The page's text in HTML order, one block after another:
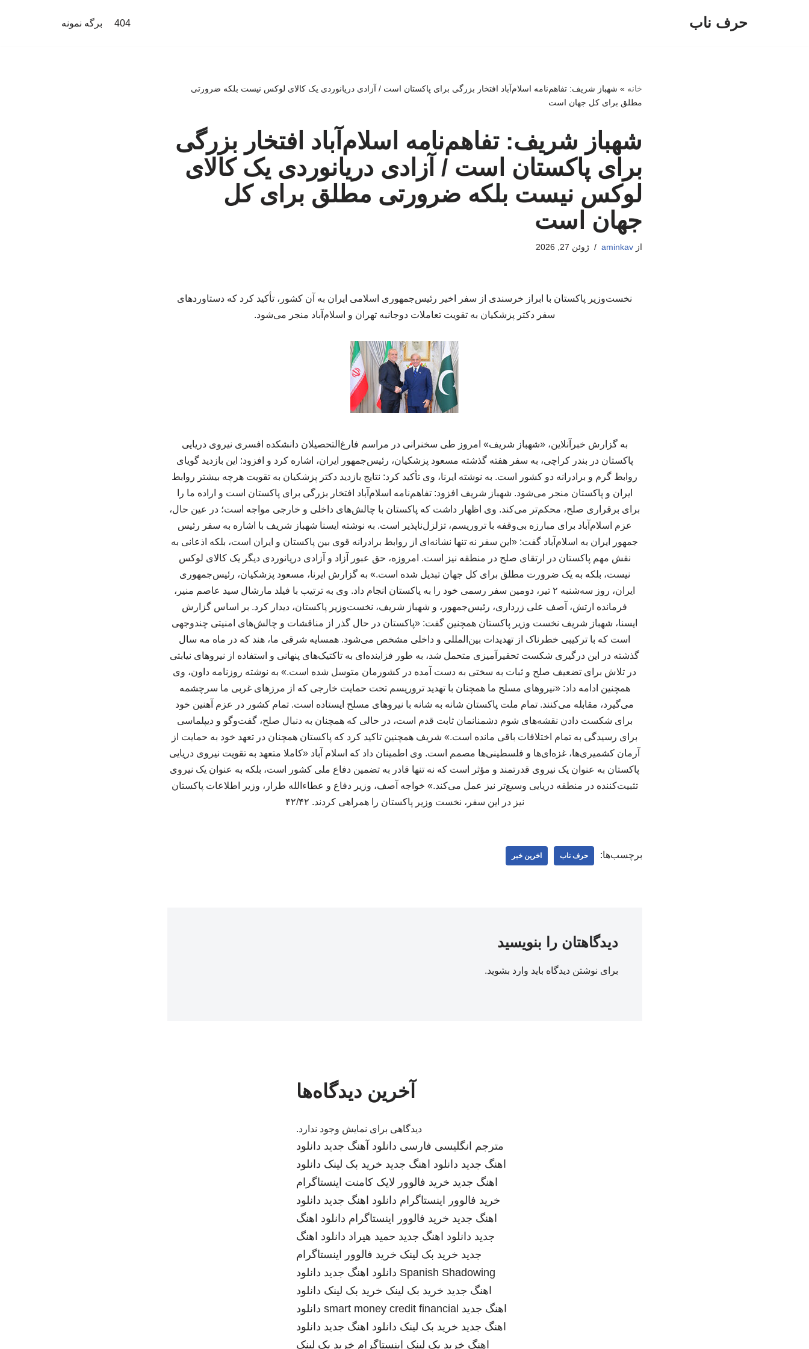
حرف ناب 404 برگه نمونه
خانه » شهباز شریف: تفاهم‌نامه اسلام‌آباد افتخار بزرگی برای پاکستان است / آزادی دریانوردی یک کالای لوکس نیست بلکه ضرورتی
مطلق برای کل جهان است
شهباز شریف: تفاهم‌نامه اسلام‌آباد افتخار بزرگی
برای پاکستان است / آزادی دریانوردی یک کالای
لوکس نیست بلکه ضرورتی مطلق برای کل
جهان است
ازaminkav ژوئن 27, 2026
نخست‌وزیر پاکستان با ابراز خرسندی از سفر اخیر رئیس‌جمهوری اسلامی ایران به آن کشور، تأکید کرد که دستاوردهای
سفر دکتر پزشکیان به تقویت تعاملات دوجانبه تهران و اسلام‌آباد منجر می‌شود.
به گزارش خبرآنلاین، «شهباز شریف» امروز طی سخنرانی در مراسم فارغ‌التحصیلان دانشکده افسری نیروی دریایی
پاکستان در بندر کراچی، به سفر هفته گذشته مسعود پزشکیان، رئیس‌جمهور ایران، اشاره کرد و افزود: این بازدید گویای
روابط گرم و برادرانه دو کشور است. به نوشته ایرنا، وی تأکید کرد: نتایج بازدید دکتر پزشکیان به تقویت هرچه بیشتر روابط
ایران و پاکستان منجر می‌شود. شهباز شریف افزود: تفاهم‌نامه اسلام‌آباد افتخار بزرگی برای پاکستان است و اراده ما را
برای برقراری صلح، محکم‌تر می‌کند. وی اظهار داشت که پاکستان با چالش‌های داخلی و خارجی مواجه است؛ در عین حال،
عزم اسلام‌آباد برای مبارزه بی‌وقفه با تروریسم، تزلزل‌ناپذیر است. به نوشته ایسنا شهباز شریف با اشاره به سفر رئیس
جمهور ایران به اسلام‌آباد گفت: «این سفر نه تنها نشانه‌ای از روابط برادرانه قوی بین پاکستان و ایران است، بلکه اذعانی به
نقش مهم پاکستان در ارتقای صلح در منطقه نیز است. امروزه، حق عبور آزاد و آزادی دریانوردی دیگر یک کالای لوکس
نیست، بلکه به یک ضرورت مطلق برای کل جهان تبدیل شده است.» به گزارش ایرنا، مسعود پزشکیان، رئیس‌جمهوری
ایران، روز سه‌شنبه ۲ تیر، دومین سفر رسمی خود را به پاکستان انجام داد. وی به ترتیب با فیلد مارشال سید عاصم منیر،
فرمانده ارتش، آصف علی زرداری، رئیس‌جمهور، و شهباز شریف، نخست‌وزیر پاکستان، دیدار کرد. بر اساس گزارش
ایسنا، شهباز شریف نخست وزیر پاکستان همچنین گفت: «پاکستان در حال گذر از مناقشات و چالش‌های امنیتی چندوجهی
است که با ترکیبی خطرناک از تهدیدات بین‌المللی و داخلی مشخص می‌شود. همسایه شرقی ما، هند که در ماه مه سال
گذشته در این درگیری شکست تحقیرآمیزی متحمل شد، به طور فزاینده‌ای به تاکتیک‌های پنهانی و استفاده از نیروهای نیابتی
در تلاش برای تضعیف صلح و ثبات به سختی به دست آمده در کشورمان متوسل شده است.» به نوشته روزنامه داون، وی
همچنین ادامه داد: «نیروهای مسلح ما همچنان با تهدید تروریسم تحت حمایت خارجی که از مرزهای غربی ما سرچشمه
می‌گیرد، مقابله می‌کنند. تمام ملت پاکستان شانه به شانه با نیروهای مسلح ایستاده است. تمام کشور در عزم آهنین خود
برای شکست دادن نقشه‌های شوم دشمنانمان ثابت قدم است، در حالی که همچنان به دنبال صلح، گفت‌وگو و دیپلماسی
برای رسیدگی به تمام اختلافات باقی مانده است.» شریف همچنین تاکید کرد که پاکستان همچنان در تعهد خود به حمایت از
آرمان کشمیری‌ها، غزه‌ای‌ها و فلسطینی‌ها مصمم است. وی اطمینان داد که اسلام آباد «کاملا متعهد به تقویت نیروی دریایی
پاکستان به عنوان یک نیروی قدرتمند و مؤثر است که نه تنها قادر به تضمین دفاع ملی کشور است، بلکه به عنوان یک نیروی
تثبیت‌کننده در منطقه دریایی وسیع‌تر نیز عمل می‌کند.» خواجه آصف، وزیر دفاع و عطاءالله طرار، وزیر اطلاعات پاکستان
نیز در این سفر، نخست وزیر پاکستان را همراهی کردند. ۴۲/۴۲
برچسب‌ها: حرف ناب اخرین خبر
دیدگاهتان را بنویسید
برای نوشتن دیدگاه باید وارد بشوید.
آخرین دیدگاه‌ها
دیدگاهی برای نمایش وجود ندارد.
مترجم انگلیسی فارسی دانلود آهنگ جدید دانلود
اهنگ جدید دانلود اهنگ جدید خرید بک لینک دانلود
اهنگ جدید خرید فالوور لایک کامنت اینستاگرام
خرید فالوور اینستاگرام دانلود اهنگ جدید دانلود
اهنگ جدید خرید فالوور اینستاگرام دانلود اهنگ
جدید دانلود اهنگ جدید حمید هیراد دانلود اهنگ
جدید خرید بک لینک خرید فالوور اینستاگرام
Spanish Shadowing دانلود اهنگ جدید دانلود
اهنگ جدید خرید بک لینک خرید بک لینک دانلود
اهنگ جدید smart money credit financial دانلود
اهنگ جدید خرید بک لینک دانلود اهنگ جدید دانلود
اهنگ خرید بک لینک اینستاگرام خرید بک لینک